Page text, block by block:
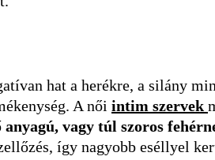
hat a herékre, a silány
A női intim szervek
vagy túl szoros
így nagyobb eséllyel